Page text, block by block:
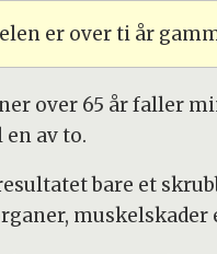
er over ti år
over 65 år faller
av to.
bare et
muskelskader